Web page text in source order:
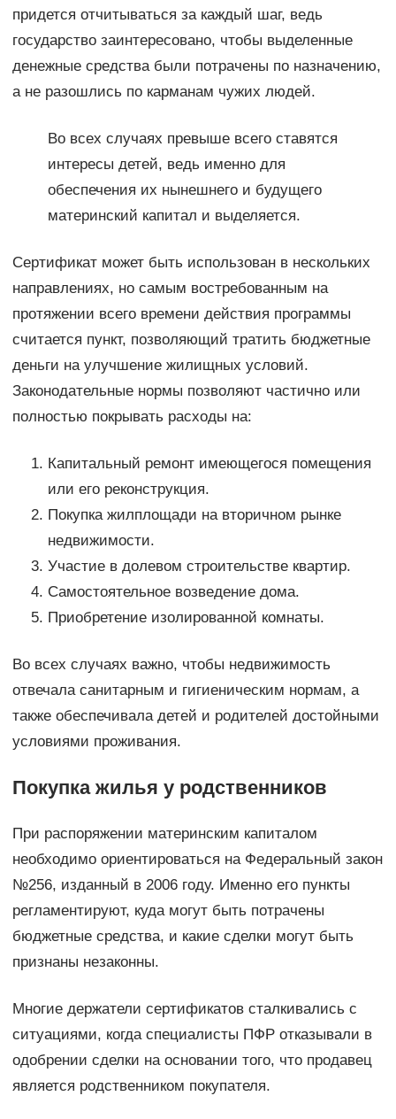
придется отчитываться за каждый шаг, ведь
государство заинтересовано, чтобы выделенные
денежные средства были потрачены по назначению,
а не разошлись по карманам чужих людей.
Во всех случаях превыше всего ставятся
интересы детей, ведь именно для
обеспечения их нынешнего и будущего
материнский капитал и выделяется.
Сертификат может быть использован в нескольких
направлениях, но самым востребованным на
протяжении всего времени действия программы
считается пункт, позволяющий тратить бюджетные
деньги на улучшение жилищных условий.
Законодательные нормы позволяют частично или
полностью покрывать расходы на:
Капитальный ремонт имеющегося помещения
или его реконструкция.
Покупка жилплощади на вторичном рынке
недвижимости.
Участие в долевом строительстве квартир.
Самостоятельное возведение дома.
Приобретение изолированной комнаты.
Во всех случаях важно, чтобы недвижимость
отвечала санитарным и гигиеническим нормам, а
также обеспечивала детей и родителей достойными
условиями проживания.
Покупка жилья у родственников
При распоряжении материнским капиталом
необходимо ориентироваться на Федеральный закон
№256, изданный в 2006 году. Именно его пункты
регламентируют, куда могут быть потрачены
бюджетные средства, и какие сделки могут быть
признаны незаконны.
Многие держатели сертификатов сталкивались с
ситуациями, когда специалисты ПФР отказывали в
одобрении сделки на основании того, что продавец
является родственником покупателя.